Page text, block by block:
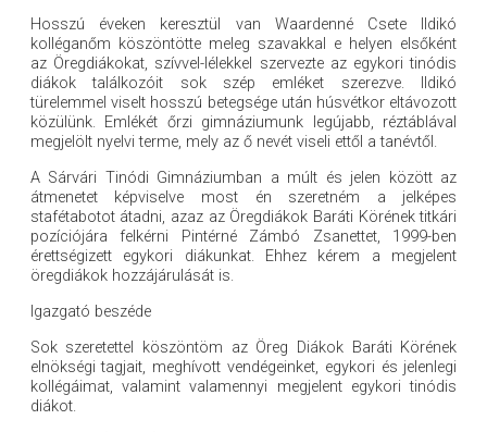
Hosszú éveken keresztül van Waardenné Csete Ildikó
kolléganőm köszöntötte meleg szavakkal e helyen elsőként
az Öregdiákokat, szívvel-lélekkel szervezte az egykori tinódis
diákok találkozóit sok szép emléket szerezve. Ildikó
türelemmel viselt hosszú betegsége után húsvétkor eltávozott
közülünk. Emlékét őrzi gimnáziumunk legújabb, réztáblával
megjelölt nyelvi terme, mely az ő nevét viseli ettől a tanévtől.
A Sárvári Tinódi Gimnáziumban a múlt és jelen között az
átmenetet képviselve most én szeretném a jelképes
stafétabotot átadni, azaz az Öregdiákok Baráti Körének titkári
pozíciójára felkérni Pintérné Zámbó Zsanettet, 1999-ben
érettségizett egykori diákunkat. Ehhez kérem a megjelent
öregdiákok hozzájárulását is.
Igazgató beszéde
Sok szeretettel köszöntöm az Öreg Diákok Baráti Körének
elnökségi tagjait, meghívott vendégeinket, egykori és jelenlegi
kollégáimat, valamint valamennyi megjelent egykori tinódis
diákot.